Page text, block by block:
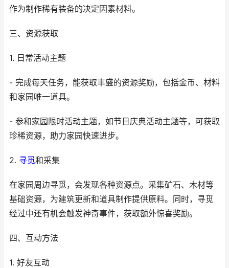
作为制作稀有装备的决定因素材料。
三、资源获取
1. 日常活动主题
- 完成每天任务，能获取丰盛的资源奖励，包括金币、材料
和家园唯一道具。
- 参和家园限时活动主题，如节日庆典活动主题等，可获取
珍稀资源，助力家园快速进步。
2. 寻觅和采集
在家园周边寻觅，会发现各种资源点。采集矿石、木材等
基础资源，为建筑更新和道具制作提供原料。同时，寻觅
经过中还有机会触发神奇事件，获取额外惊喜奖励。
四、互动方法
1. 好友互动